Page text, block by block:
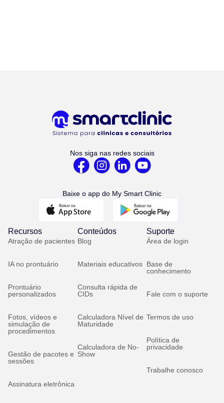
Nos siga nas redes sociais
Baixe o app do My Smart Clinic
Recursos
Atração de pacientes
IA no prontuário
Prontuário
personalizados
Fotos, vídeos e
simulação de
procedimentos
Gestão de pacotes e
sessões
Assinatura eletrônica
Conteúdos
Blog
Materiais educativos
Consulta rápida de
CIDs
Calculadora Nível de
Maturidade
Calculadora de No-
Show
Suporte
Área de login
Base de
conhecimento
Fale com o suporte
Termos de uso
Política de
privacidade
Trabalhe conosco